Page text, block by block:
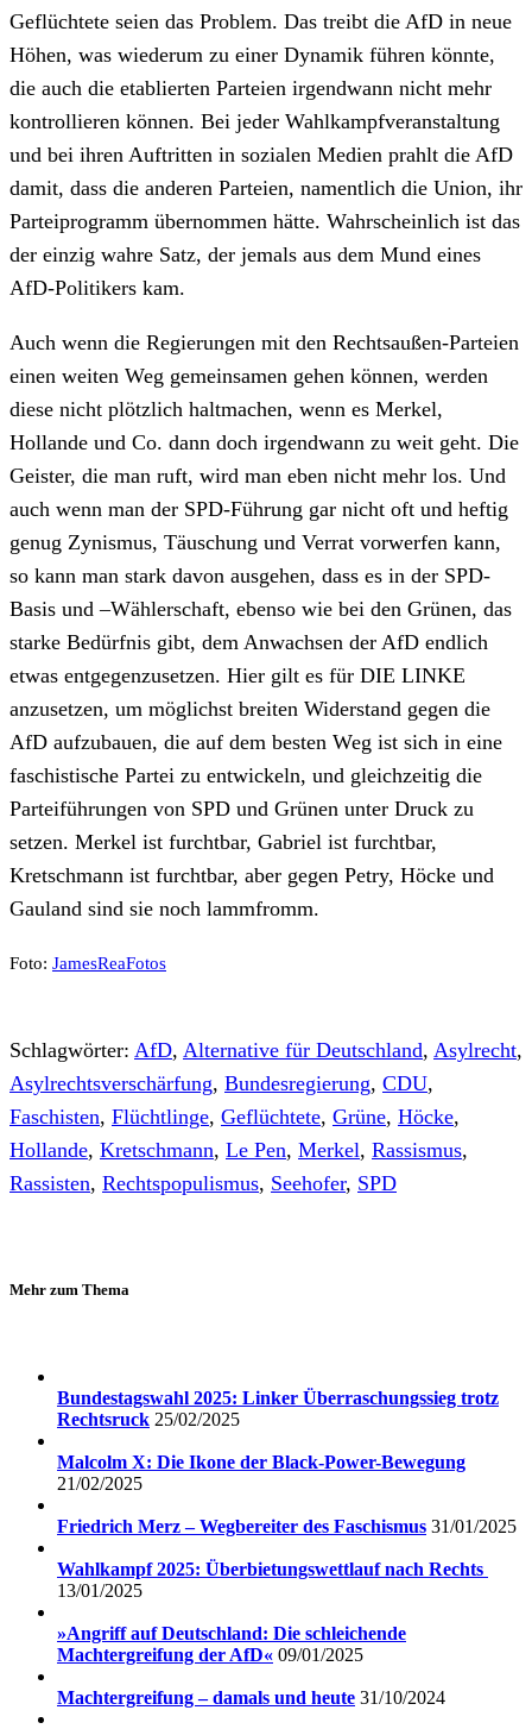
Geflüchtete seien das Problem. Das treibt die AfD in neue
Höhen, was wiederum zu einer Dynamik führen könnte,
die auch die etablierten Parteien irgendwann nicht mehr
kontrollieren können. Bei jeder Wahlkampfveranstaltung
und bei ihren Auftritten in sozialen Medien prahlt die AfD
damit, dass die anderen Parteien, namentlich die Union, ihr
Parteiprogramm übernommen hätte. Wahrscheinlich ist das
der einzig wahre Satz, der jemals aus dem Mund eines
AfD-Politikers kam.
Auch wenn die Regierungen mit den Rechtsaußen-Parteien
einen weiten Weg gemeinsamen gehen können, werden
diese nicht plötzlich haltmachen, wenn es Merkel,
Hollande und Co. dann doch irgendwann zu weit geht. Die
Geister, die man ruft, wird man eben nicht mehr los. Und
auch wenn man der SPD-Führung gar nicht oft und heftig
genug Zynismus, Täuschung und Verrat vorwerfen kann,
so kann man stark davon ausgehen, dass es in der SPD-
Basis und –Wählerschaft, ebenso wie bei den Grünen, das
starke Bedürfnis gibt, dem Anwachsen der AfD endlich
etwas entgegenzusetzen. Hier gilt es für DIE LINKE
anzusetzen, um möglichst breiten Widerstand gegen die
AfD aufzubauen, die auf dem besten Weg ist sich in eine
faschistische Partei zu entwickeln, und gleichzeitig die
Parteiführungen von SPD und Grünen unter Druck zu
setzen. Merkel ist furchtbar, Gabriel ist furchtbar,
Kretschmann ist furchtbar, aber gegen Petry, Höcke und
Gauland sind sie noch lammfromm.
Foto: JamesReaFotos
Schlagwörter: AfD, Alternative für Deutschland, Asylrecht,
Asylrechtsverschärfung, Bundesregierung, CDU,
Faschisten, Flüchtlinge, Geflüchtete, Grüne, Höcke,
Hollande, Kretschmann, Le Pen, Merkel, Rassismus,
Rassisten, Rechtspopulismus, Seehofer, SPD
Mehr zum Thema
Bundestagswahl 2025: Linker Überraschungssieg trotz
Rechtsruck 25/02/2025
Malcolm X: Die Ikone der Black-Power-Bewegung
21/02/2025
Friedrich Merz – Wegbereiter des Faschismus 31/01/2025
Wahlkampf 2025: Überbietungswettlauf nach Rechts
13/01/2025
»Angriff auf Deutschland: Die schleichende
Machtergreifung der AfD« 09/01/2025
Machtergreifung – damals und heute 31/10/2024